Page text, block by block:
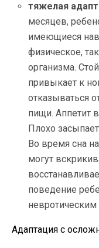
тяжелая
месяцев,
имеющиеся
физическое,
организма.
привыкает к
отказываться
пищи.Аппетит
Плохо
Во время сна
могут
поведение
невротическим
Адаптация с